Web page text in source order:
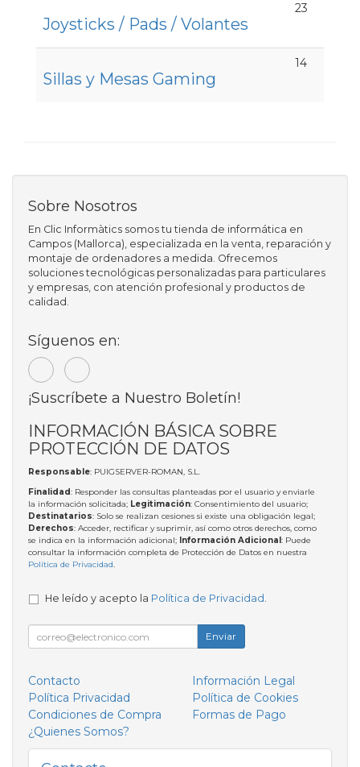
Joysticks / Pads / Volantes
23
Sillas y Mesas Gaming
14
Sobre Nosotros
En Clic Informàtics somos tu tienda de informática en
Campos (Mallorca), especializada en la venta, reparación y
montaje de ordenadores a medida. Ofrecemos
soluciones tecnológicas personalizadas para particulares
y empresas, con atención profesional y productos de
calidad.
Síguenos en:
¡Suscríbete a Nuestro Boletín!
INFORMACIÓN BÁSICA SOBRE
PROTECCIÓN DE DATOS
Responsable: PUIGSERVER-ROMAN, S.L.
Finalidad: Responder las consultas planteadas por el usuario y enviarle
la información solicitada; Legitimación: Consentimiento del usuario;
Destinatarios: Solo se realizan cesiones si existe una obligación legal;
Derechos: Acceder, rectificar y suprimir, así como otros derechos, como
se indica en la información adicional; Información Adicional: Puede
consultar la información completa de Protección de Datos en nuestra
Política de Privacidad.
He leído y acepto la Política de Privacidad .
Enviar
Contacto
Información Legal
Política Privacidad
Política de Cookies
Condiciones de Compra
Formas de Pago
¿Quienes Somos?